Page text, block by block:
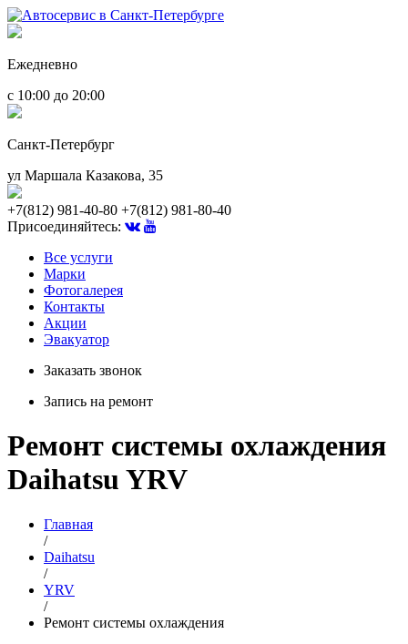
Ежедневно
с 10:00 до 20:00
Санкт-Петербург
ул Маршала Казакова, 35
+7(812) 981-40-80 +7(812) 981-80-40
Присоединяйтесь:
Все услуги
Марки
Фотогалерея
Контакты
Акции
Эвакуатор
Заказать звонок
Запись на ремонт
Ремонт системы охлаждения
Daihatsu YRV
Главная
/
Daihatsu
/
YRV
/
Ремонт системы охлаждения